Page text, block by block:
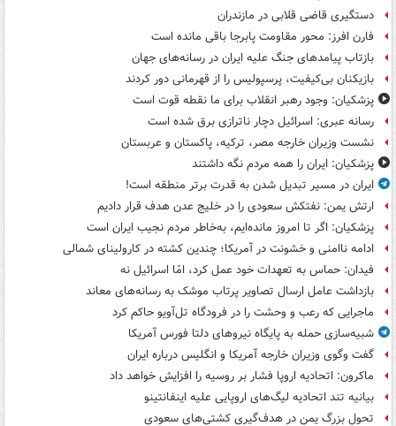
دستگیری قاضی قلابی در مازندران
فارن افرز: محور مقاومت پابرجا باقی مانده است
بازتاب پیامدهای جنگ علیه ایران در رسانه‌های جهان
بازیکنان بی‌کیفیت، پرسپولیس را از قهرمانی دور کردند
پزشکیان: وجود رهبر انقلاب برای ما نقطه قوت است
رسانه عبری: اسرائیل دچار ناترازی برق شده است
نشست وزیران خارجه مصر، ترکیه، پاکستان و عربستان
پزشکیان: ایران را همه مردم نگه داشتند
ایران در مسیر تبدیل شدن به قدرت برتر منطقه است!
ارتش یمن: نفتکش سعودی را در خلیج عدن هدف قرار دادیم
پزشکیان: اگر تا امروز مانده‌ایم، به‌خاطر مردم نجیب ایران است
ادامه ناامنی و خشونت در آمریکا؛ چندین کشته در کارولینای شمالی
فیدان: حماس به تعهدات خود عمل کرد، امّا اسرائیل نه
بازداشت عامل ارسال تصاویر پرتاب موشک به رسانه‌های معاند
ماجرایی که رعب و وحشت را در فرودگاه تل‌آویو حاکم کرد
شبیه‌سازی حمله به پایگاه نیروهای دلتا فورس آمریکا
گفت وگوی وزیران خارجه آمریکا و انگلیس درباره ایران
ماکرون: اتحادیه اروپا فشار بر روسیه را افزایش خواهد داد
بیانیه تند اتحادیه لیگ‌های اروپایی علیه اینفانتینو
تحول بزرگ یمن در هدف‌گیری کشتی‌های سعودی